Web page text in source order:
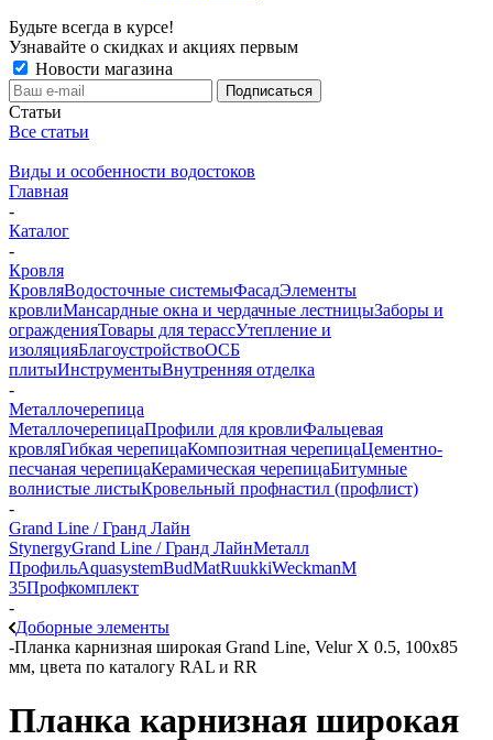
Будьте всегда в курсе!
Узнавайте о скидках и акциях первым
Новости магазина
Статьи
Все статьи
Виды и особенности водостоков
Главная
-
Каталог
-
Кровля
КровляВодосточные системыФасадЭлементы
кровлиМансардные окна и чердачные лестницыЗаборы и
огражденияТовары для терассУтепление и
изоляцияБлагоустройствоОСБ
плитыИнструментыВнутренняя отделка
-
Металлочерепица
МеталлочерепицаПрофили для кровлиФальцевая
кровляГибкая черепицаКомпозитная черепицаЦементно-
песчаная черепицаКерамическая черепицаБитумные
волнистые листыКровельный профнастил (профлист)
-
Grand Line / Гранд Лайн
StynergyGrand Line / Гранд ЛайнМеталл
ПрофильAquasystemBudMatRuukkiWeckmanМ
35Профкомплект
-
Доборные элементы
-Планка карнизная широкая Grand Line, Velur X 0.5, 100х85
мм, цвета по каталогу RAL и RR
Планка карнизная широкая